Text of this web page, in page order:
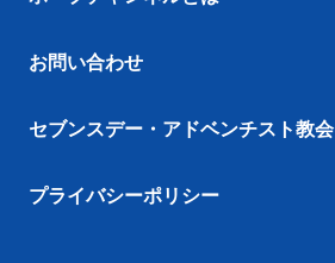
お問い合わせ
セブンスデー・アドベンチスト教会
プライバシーポリシー